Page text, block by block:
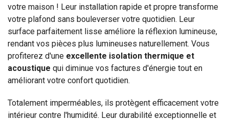
votre maison ! Leur installation rapide et propre transforme
votre plafond sans bouleverser votre quotidien. Leur
surface parfaitement lisse améliore la réflexion lumineuse,
rendant vos pièces plus lumineuses naturellement. Vous
profiterez d'une excellente isolation thermique et
acoustique qui diminue vos factures d'énergie tout en
améliorant votre confort quotidien.
Totalement imperméables, ils protègent efficacement votre
intérieur contre l'humidité. Leur durabilité exceptionnelle et